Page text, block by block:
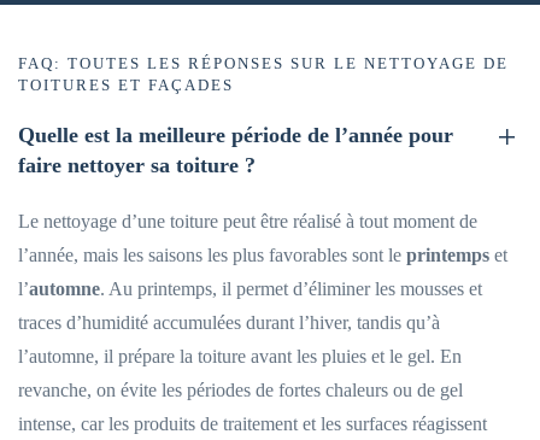
FAQ: TOUTES LES RÉPONSES SUR LE NETTOYAGE DE
TOITURES ET FAÇADES
Quelle est la meilleure période de l’année pour
faire nettoyer sa toiture ?
Le nettoyage d’une toiture peut être réalisé à tout moment de
l’année, mais les saisons les plus favorables sont le printemps et
l’automne. Au printemps, il permet d’éliminer les mousses et
traces d’humidité accumulées durant l’hiver, tandis qu’à
l’automne, il prépare la toiture avant les pluies et le gel. En
revanche, on évite les périodes de fortes chaleurs ou de gel
intense, car les produits de traitement et les surfaces réagissent